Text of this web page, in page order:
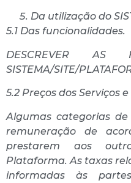
Da utilização do
5.1 Das funcionalidades.
DESCREVER AS
SISTEMA/SITE/
5.2 Preços dos Serviços
Algumas categorias
remuneração de
prestarem aos
Plataforma. As taxas
informadas às